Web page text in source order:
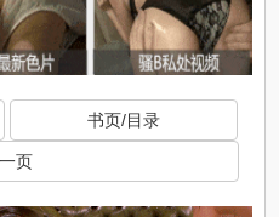
书页/目录
页